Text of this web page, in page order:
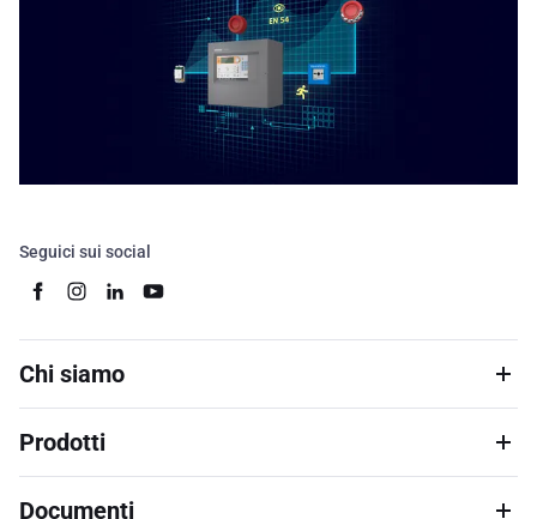
Seguici sui social
Chi siamo
Prodotti
Documenti